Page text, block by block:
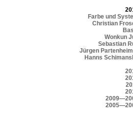
Farbe und
Christian
Wonkun
Sebastian
Jürgen
Hanns